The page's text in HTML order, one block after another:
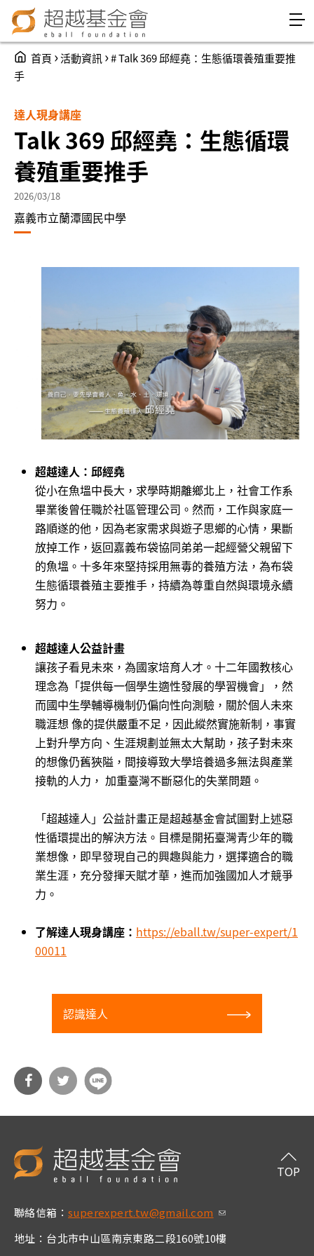
Jump to Navigation
Jump to Main content
You are here
首頁 ›活動資訊 ›# Talk 369 邱經堯：生態循環養殖重要推
手
達人現身講座
Talk 369 邱經堯：生態循環
養殖重要推手
2026/03/18
嘉義市立蘭潭國民中學
超越達人：邱經堯
從小在魚塭中長大，求學時期離鄉北上，社會工作系
畢業後曾任職於社區管理公司。然而，工作與家庭一
路順遂的他，因為老家需求與遊子思鄉的心情，果斷
放掉工作，返回嘉義布袋協同弟弟一起經營父親留下
的魚塭。十多年來堅持採用無毒的養殖方法，為布袋
生態循環養殖主要推手，持續為尊重自然與環境永續
努力。
超越達人公益計畫
讓孩子看見未來，為國家培育人才。十二年國教核心
理念為「提供每一個學生適性發展的學習機會」，然
而國中生學輔導機制仍偏向性向測驗，關於個人未來
職涯想 像的提供嚴重不足，因此縱然實施新制，事實
上對升學方向、生涯規劃並無太大幫助，孩子對未來
的想像仍舊狹隘，間接導致大學培養過多無法與產業
接軌的人力， 加重臺灣不斷惡化的失業問題。
「超越達人」公益計畫正是超越基金會試圖對上述惡
性循環提出的解決方法。目標是開拓臺灣青少年的職
業想像，即早發現自己的興趣與能力，選擇適合的職
業生涯，充分發揮天賦才華，進而加強國加人才競爭
力。
了解達人現身講座： https://eball.tw/super-expert/1
00011
認識達人
cebo
witt
聯絡信箱： superexpert.tw@gmail.com (link sends e-m
地址：台北市中山區南京東路二段160號10樓
TOP